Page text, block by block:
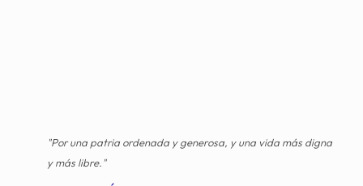
"Por una patria ordenada y generosa, y una vida más digna
y más libre."